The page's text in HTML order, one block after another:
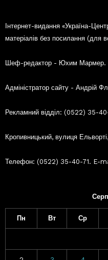
Інтернет-видання «Україна-
матеріалів без посилання (для
Шеф-редактор - Юхим Мармер.
Адміністратор сайту - Андрій
Рекламний відділ: (0522) 35-
Кропивницький, вулиця
Телефон: (0522) 35-40-71. E-
Пн Вт Ср